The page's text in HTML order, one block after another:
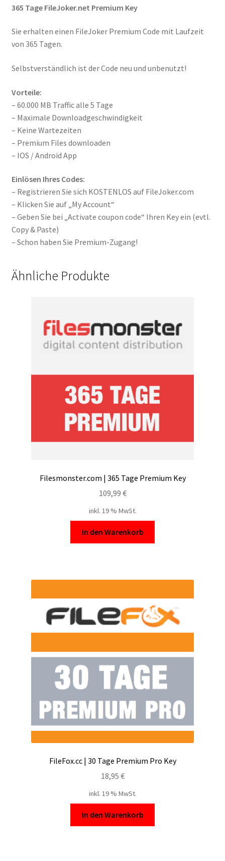
365 Tage FileJoker.net Premium Key
Sie erhalten einen FileJoker Premium Code mit Laufzeit
von 365 Tagen.
Selbstverständlich ist der Code neu und unbenutzt!
Vorteile:
– 60.000 MB Traffic alle 5 Tage
– Maximale Downloadgeschwindigkeit
– Keine Wartezeiten
– Premium Files downloaden
– IOS / Android App
Einlösen Ihres Codes:
– Registrieren Sie sich KOSTENLOS auf FileJoker.com
– Klicken Sie auf „My Account“
– Geben Sie bei „Activate coupon code“ Ihren Key ein (evtl.
Copy & Paste)
– Schon haben Sie Premium-Zugang!
Ähnliche Produkte
Filesmonster.com | 365 Tage Premium Key
109,99 €
inkl. 19 % MwSt.
In den Warenkorb
FileFox.cc | 30 Tage Premium Pro Key
18,95 €
inkl. 19 % MwSt.
In den Warenkorb